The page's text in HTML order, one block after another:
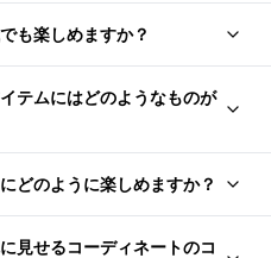
も楽しめますか？
テムにはどのようなものが
どのように楽しめますか？
見せるコーディネートのコ